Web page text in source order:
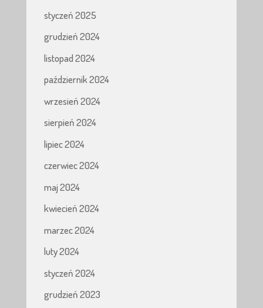
styczeń 2025
grudzień 2024
listopad 2024
październik 2024
wrzesień 2024
sierpień 2024
lipiec 2024
czerwiec 2024
maj 2024
kwiecień 2024
marzec 2024
luty 2024
styczeń 2024
grudzień 2023